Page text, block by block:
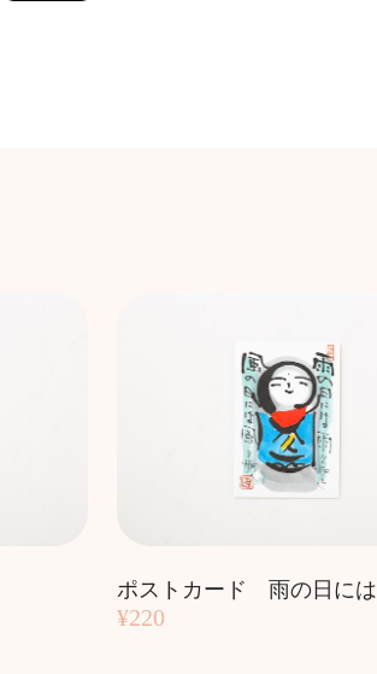
ポストカード 雨の日には
¥220